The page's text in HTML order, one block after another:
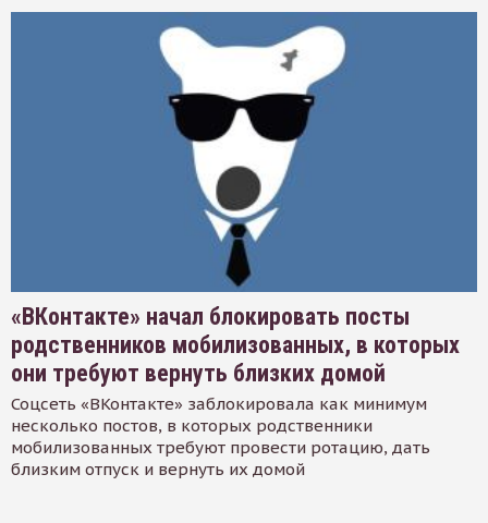
«ВКонтакте» начал блокировать посты
родственников мобилизованных, в которых
они требуют вернуть близких домой
Соцсеть «ВКонтакте» заблокировала как минимум
несколько постов, в которых родственники
мобилизованных требуют провести ротацию, дать
близким отпуск и вернуть их домой